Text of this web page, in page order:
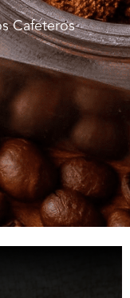
Cafeteros